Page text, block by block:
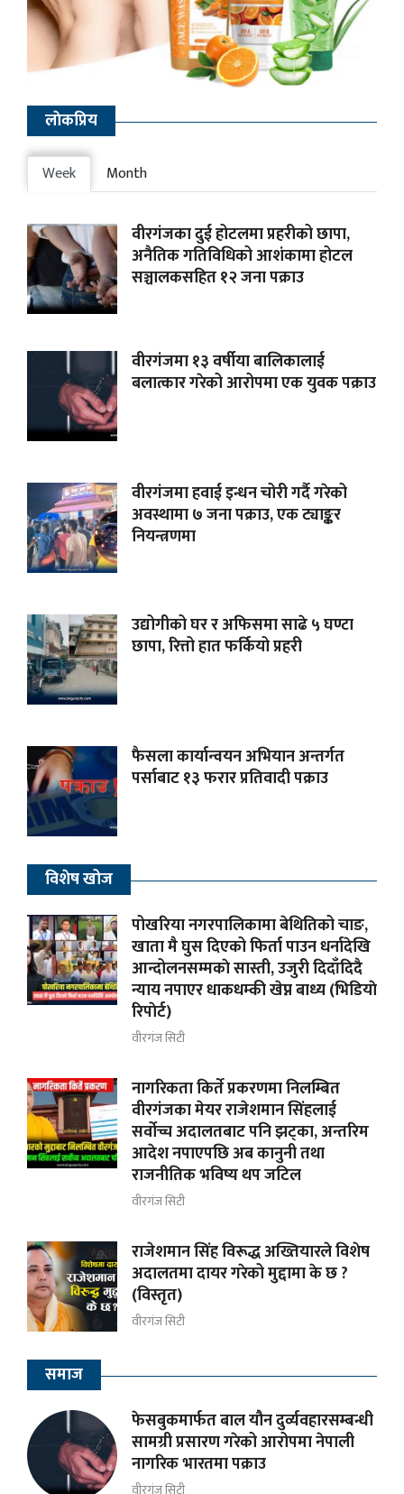
लाेकप्रिय
Week Month
वीरगंजका दुई होटलमा प्रहरीको छापा,
अनैतिक गतिविधिको आशंकामा होटल
सञ्चालकसहित १२ जना पक्राउ
वीरगंजमा १३ वर्षीया बालिकालाई
बलात्कार गरेको आरोपमा एक युवक पक्राउ
वीरगंजमा हवाई इन्धन चोरी गर्दै गरेको
अवस्थामा ७ जना पक्राउ, एक ट्याङ्कर
नियन्त्रणमा
उद्योगीको घर र अफिसमा साढे ५ घण्टा
छापा, रित्तो हात फर्कियो प्रहरी
फैसला कार्यान्वयन अभियान अन्तर्गत
पर्साबाट १३ फरार प्रतिवादी पक्राउ
विशेष खोज
पोखरिया नगरपालिकामा बेथितिको चाङ,
खाता मै घुस दिएको फिर्ता पाउन धर्नादेखि
आन्दोलनसम्मकाे सास्ती, उजुरी दिदाँदिदै
न्याय नपाएर धाकधम्की खेप्न बाध्य (भिडियाे
रिपाेर्ट)
वीरगंज सिटी
नागरिकता किर्ते प्रकरणमा निलम्बित
वीरगंजका मेयर राजेशमान सिंहलाई
सर्वोच्च अदालतबाट पनि झट्का, अन्तरिम
आदेश नपाएपछि अब कानुनी तथा
राजनीतिक भविष्य थप जटिल
वीरगंज सिटी
राजेशमान सिंह विरूद्ध अख्तियारले विशेष
अदालतमा दायर गरेको मुद्दामा के छ ?
(विस्तृत)
वीरगंज सिटी
समाज
फेसबुकमार्फत बाल यौन दुर्व्यवहारसम्बन्धी
सामग्री प्रसारण गरेको आरोपमा नेपाली
नागरिक भारतमा पक्राउ
वीरगंज सिटी